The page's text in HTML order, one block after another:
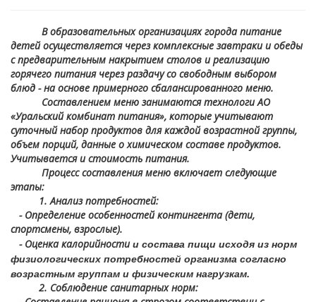
В образовательных организациях города питание
детей осуществляется через комплексные завтраки и обеды
с предварительным накрытием столов и реализацию
горячего питания через раздачу со свободным выбором
блюд - на основе примерного сбалансированного меню.
Составлением меню занимаются технологи АО
«Уральский комбинат питания», которые учитывают
суточный набор продуктов для каждой возрастной группы,
объем порций, данные о химическом составе продуктов.
Учитывается и стоимость питания.
Процесс составления меню включает следующие
этапы:
1. Анализ потребностей:
- Определение особенностей контингента (дети,
спортсмены, взрослые).
- Оценка калорийностии состава пищи исходя из норм
физиологических потребностей организма согласно
возрастным группам и физическим нагрузкам.
2. Соблюдение санитарных норм: